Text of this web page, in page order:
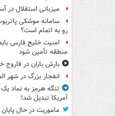
میزبانی استقلال در
سامانه موشکی
رو به اتمام است؟
امنیت خلیج فارس
منطقه تأمین شود
بارش باران در فاروج
انفجار بزرگ در شهر
تنگه هرمز به نماد
آمریکا تبدیل شد!
ماموریت در حال